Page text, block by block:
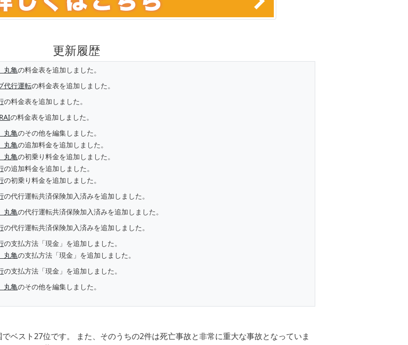
更新履歴
丸亀の料金表を追加しました。
代行運転の料金表を追加しました。
の料金表を追加しました。
の料金表を追加しました。
丸亀のその他を編集しました。
丸亀の追加料金を追加しました。
丸亀の初乗り料金を追加しました。
の追加料金を追加しました。
の初乗り料金を追加しました。
の代行運転共済保険加入済みを追加しました。
丸亀の代行運転共済保険加入済みを追加しました。
の代行運転共済保険加入済みを追加しました。
の支払方法「現金」を追加しました。
丸亀の支払方法「現金」を追加しました。
の支払方法「現金」を追加しました。
丸亀のその他を編集しました。
ベスト27位です。 また、そのうちの2件は死亡事故と非常に重大な事故となっていま